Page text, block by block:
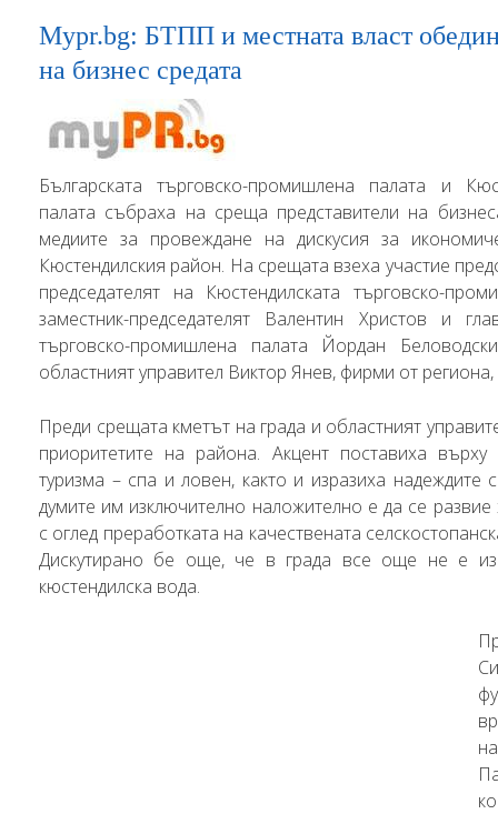
Mypr.bg: БТПП и местната власт
на бизнес средата
Българската търговско-промишлена палата и
палата събраха на среща представители на
медиите за провеждане на дискусия за
Кюстендилския район. На срещата взеха участие
председателят на Кюстендилската търговско-
заместник-председателят Валентин Христов и
търговско-промишлена палата Йордан
областният управител Виктор Янев, фирми от
Преди срещата кметът на града и областният
приоритетите на района. Акцент поставиха
туризма – спа и ловен, както и изразиха надеждите
думите им изключително наложително е да се
с оглед преработката на качествената
Дискутирано бе още, че в града все още не е
кюстендилска вода.